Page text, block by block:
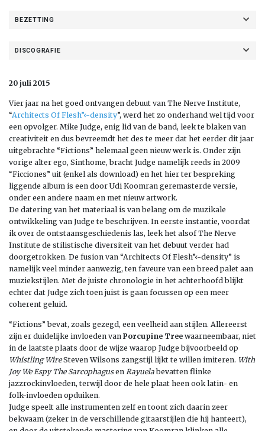
BEZETTING
DISCOGRAFIE
20 juli 2015
Vier jaar na het goed ontvangen debuut van The Nerve Institute,
“Architects Of Flesh”‹-density”, werd het zo onderhand wel tijd voor
een opvolger. Mike Judge, enig lid van de band, leek te blaken van
creativiteit en dus bevreemdt het des te meer dat het eerder dit jaar
uitgebrachte “Fictions” helemaal geen nieuw werk is. Onder zijn
vorige alter ego, Sinthome, bracht Judge namelijk reeds in 2009
“Ficciones” uit (enkel als download) en het hier ter bespreking
liggende album is een door Udi Koomran geremasterde versie,
onder een andere naam en met nieuw artwork.
De datering van het materiaal is van belang om de muzikale
ontwikkeling van Judge te beschrijven. In eerste instantie, voordat
ik over de ontstaansgeschiedenis las, leek het alsof The Nerve
Institute de stilistische diversiteit van het debuut verder had
doorgetrokken. De fusion van “Architects Of Flesh”‹-density” is
namelijk veel minder aanwezig, ten faveure van een breed palet aan
muziekstijlen. Met de juiste chronologie in het achterhoofd blijkt
echter dat Judge zich toen juist is gaan focussen op een meer
coherent geluid.
“Fictions” bevat, zoals gezegd, een veelheid aan stijlen. Allereerst
zijn er duidelijke invloeden van Porcupine Tree waarneembaar, niet
in de laatste plaats door de wijze waarop Judge bijvoorbeeld op
Whistling WireSteven Wilsons zangstijl lijkt te willen imiteren. With
Joy We Espy The Sarcophagusen Rayuelabevatten flinke
jazzrockinvloeden, terwijl door de hele plaat heen ook latin- en
folk-invloeden opduiken.
Judge speelt alle instrumenten zelf en toont zich daarin zeer
bekwaam (zeker in de verschillende gitaarstijlen die hij hanteert),